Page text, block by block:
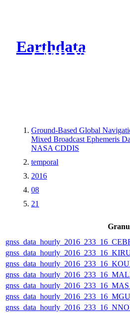
Earthdata
CMR Virtual
Ground-Based Global
Mixed Broadcast Ephemeris
NASA CDDIS
temporal
2016
08
21